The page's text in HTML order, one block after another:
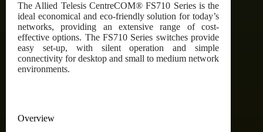
The Allied Telesis CentreCOM® FS710 Series is the
ideal economical and eco-friendly solution for today’s
networks, providing an extensive range of cost-
effective options. The FS710 Series switches provide
easy set-up, with silent operation and simple
connectivity for desktop and small to medium network
environments.
Overview